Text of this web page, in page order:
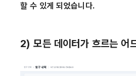
할 수 있게 되었습니다.
2) 모든 데이터가 흐르는 어